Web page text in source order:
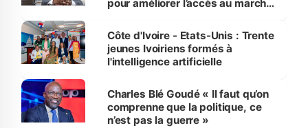
pour améliorer l’accès au marché
Côte d'Ivoire - Etats-Unis : Trente
jeunes Ivoiriens formés à
l'intelligence artificielle
Charles Blé Goudé « Il faut qu’on
comprenne que la politique, ce
n’est pas la guerre »